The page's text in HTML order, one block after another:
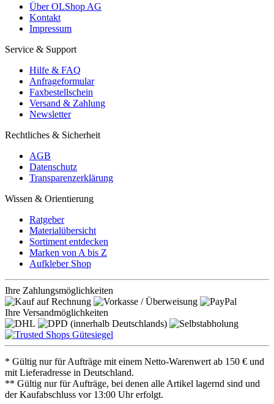
Über OLShop AG
Kontakt
Impressum
Service & Support
Hilfe & FAQ
Anfrageformular
Faxbestellschein
Versand & Zahlung
Newsletter
Rechtliches & Sicherheit
AGB
Datenschutz
Transparenzerklärung
Wissen & Orientierung
Ratgeber
Materialübersicht
Sortiment entdecken
Marken von A bis Z
Aufkleber Shop
Ihre Zahlungsmöglichkeiten
Ihre Versandmöglichkeiten
* Gültig nur für Aufträge mit einem Netto-Warenwert ab 150 € und
mit Lieferadresse in Deutschland.
** Gültig nur für Aufträge, bei denen alle Artikel lagernd sind und
der Kaufabschluss vor 13:00 Uhr erfolgt.